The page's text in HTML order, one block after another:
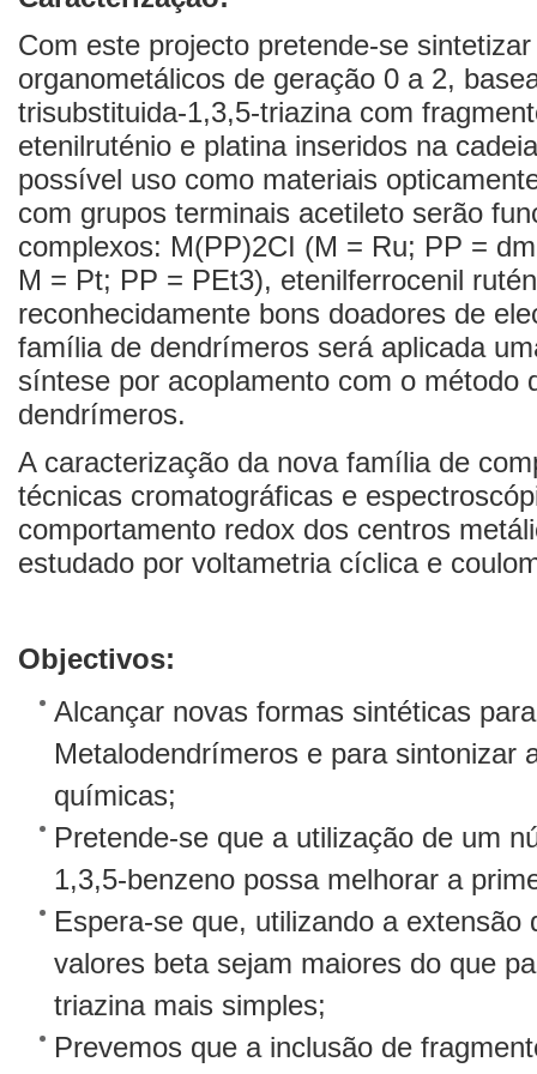
Com este projecto pretende-se
organometálicos de geração 0 a 2,
trisubstituida-1,3,5-triazina com
etenilruténio e platina inseridos na
possível uso como materiais
com grupos terminais acetileto serão
complexos: M(PP)2CI (M = Ru; PP =
M = Pt; PP = PEt3), etenilferrocenil
reconhecidamente bons doadores de
família de dendrímeros será aplicada
síntese por acoplamento com o método
dendrímeros.
A caracterização da nova família de
técnicas cromatográficas e
comportamento redox dos centros
estudado por voltametria cíclica e
Objectivos:
Alcançar novas formas sintéticas
Metalodendrímeros e para sintonizar
químicas;
Pretende-se que a utilização de um
1,3,5-benzeno possa melhorar a
Espera-se que, utilizando a
valores beta sejam maiores do que
triazina mais simples;
Prevemos que a inclusão de